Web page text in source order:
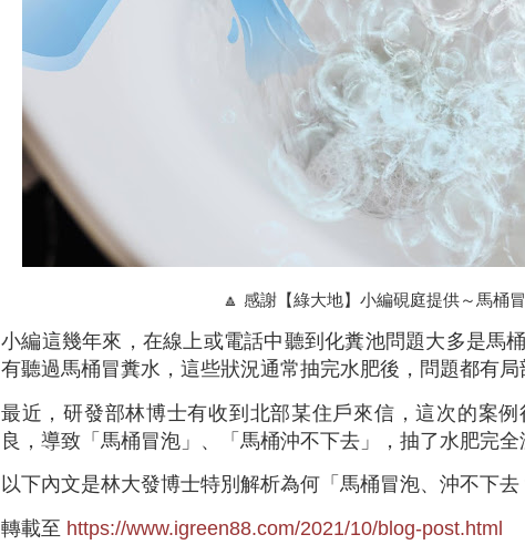
🔼 感謝【綠大地】小編硯庭提供～馬桶
小編這幾年來，在線上或電話中聽到化糞池問題大多是馬
有聽過馬桶冒糞水，這些狀況通常抽完水肥後，問題都有局
最近，研發部林博士有收到北部某住戶來信，這次的案
良，導致「馬桶冒泡」、「馬桶沖不下去」，抽了水肥完
以下內文是林大發博士特別解析為何「馬桶冒泡、沖不下
轉載至 https://www.igreen88.com/2021/10/blog-post.html